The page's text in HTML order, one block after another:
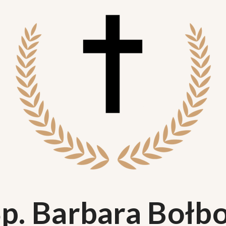
Barbara